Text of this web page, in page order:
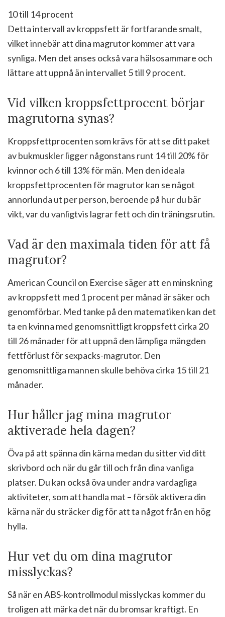
10 till 14 procent
Detta intervall av kroppsfett är fortfarande smalt,
vilket innebär att dina magrutor kommer att vara
synliga. Men det anses också vara hälsosammare och
lättare att uppnå än intervallet 5 till 9 procent.
Vid vilken kroppsfettprocent börjar
magrutorna synas?
Kroppsfettprocenten som krävs för att se ditt paket
av bukmuskler ligger någonstans runt 14 till 20% för
kvinnor och 6 till 13% för män. Men den ideala
kroppsfettprocenten för magrutor kan se något
annorlunda ut per person, beroende på hur du bär
vikt, var du vanligtvis lagrar fett och din träningsrutin.
Vad är den maximala tiden för att få
magrutor?
American Council on Exercise säger att en minskning
av kroppsfett med 1 procent per månad är säker och
genomförbar. Med tanke på den matematiken kan det
ta en kvinna med genomsnittligt kroppsfett cirka 20
till 26 månader för att uppnå den lämpliga mängden
fettförlust för sexpacks-magrutor. Den
genomsnittliga mannen skulle behöva cirka 15 till 21
månader.
Hur håller jag mina magrutor
aktiverade hela dagen?
Öva på att spänna din kärna medan du sitter vid ditt
skrivbord och när du går till och från dina vanliga
platser. Du kan också öva under andra vardagliga
aktiviteter, som att handla mat – försök aktivera din
kärna när du sträcker dig för att ta något från en hög
hylla.
Hur vet du om dina magrutor
misslyckas?
Så när en ABS-kontrollmodul misslyckas kommer du
troligen att märka det när du bromsar kraftigt. En